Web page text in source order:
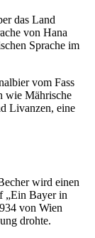
das Land
von Hana
Sprache im
vom Fass
wie Mährische
Livanzen, eine
wird einen
„Ein Bayer in
von Wien
drohte.